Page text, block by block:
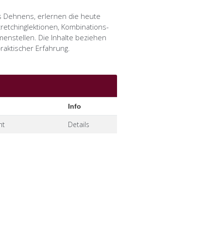
Dehnens, erlernen die heute
Kombinations-
Die Inhalte beziehen
Erfahrung.
Details